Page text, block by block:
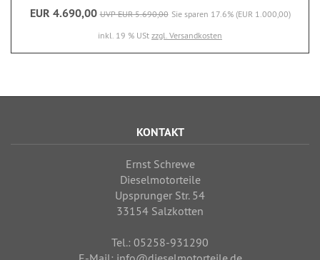
EUR 4.690,00 UVP EUR 5.690,00 Sie sparen 17.6% (EUR 1.000,00)
inkl. 19 % USt zzgl. Versandkosten
KONTAKT
Ernst Schrewe
Dieselmotorteile
Upsprunger Str. 54
33154 Salzkotten
Tel.: 05258-931290